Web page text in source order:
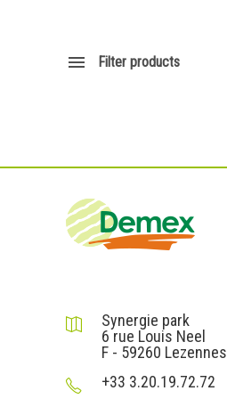
Filter products
Synergie park
6 rue Louis Neel
F - 59260 Lezennes
+33 3.20.19.72.72